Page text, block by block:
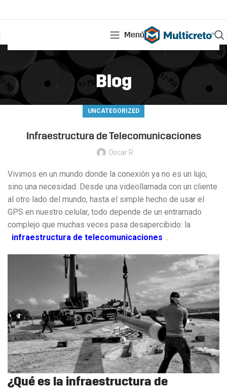
Menú
Blog
UNCATEGORIZED
Infraestructura de Telecomunicaciones
Oscar R
Vivimos en un mundo donde la conexión ya no es un lujo,
sino una necesidad. Desde una videollamada con un cliente
al otro lado del mundo, hasta el simple hecho de usar el
GPS en nuestro celular, todo depende de un entramado
complejo que muchas veces pasa desapercibido: la
infraestructura de telecomunicaciones .
¿Qué es la infraestructura de